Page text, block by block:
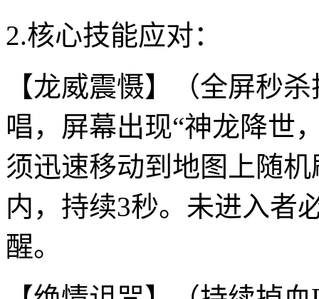
2.核心技能应对：
【龙威震慑】（全屏秒
唱，屏幕出现“神龙降世
须迅速移动到地图上随
内，持续3秒。未进入者
醒。